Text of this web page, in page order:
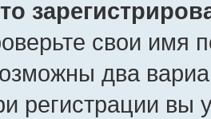
свои имя
два
регистрации вы